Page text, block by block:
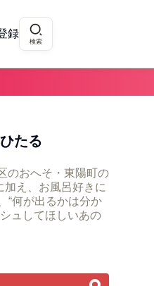
録
検索
たる
のおへそ・東陽町の
え、お風呂好きに
“何が出るかは分か
ュしてほしいあの